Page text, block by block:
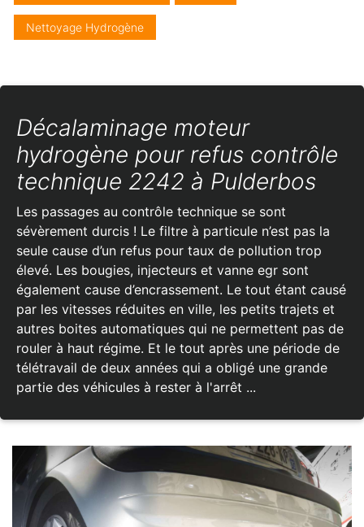
Nettoyage Hydrogène
Décalaminage moteur
hydrogène pour refus contrôle
technique 2242 à Pulderbos
Les passages au contrôle technique se sont
sévèrement durcis ! Le filtre à particule n’est pas la
seule cause d’un refus pour taux de pollution trop
élevé. Les bougies, injecteurs et vanne egr sont
également cause d’encrassement. Le tout étant causé
par les vitesses réduites en ville, les petits trajets et
autres boites automatiques qui ne permettent pas de
rouler à haut régime. Et le tout après une période de
télétravail de deux années qui a obligé une grande
partie des véhicules à rester à l'arrêt ...